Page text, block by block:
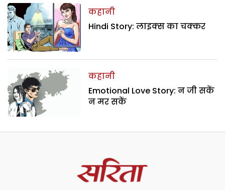
कहानी
Hindi Story: लाइक्स का चक्कर
कहानी
Emotional Love Story: न जी सकें
न मर सकें